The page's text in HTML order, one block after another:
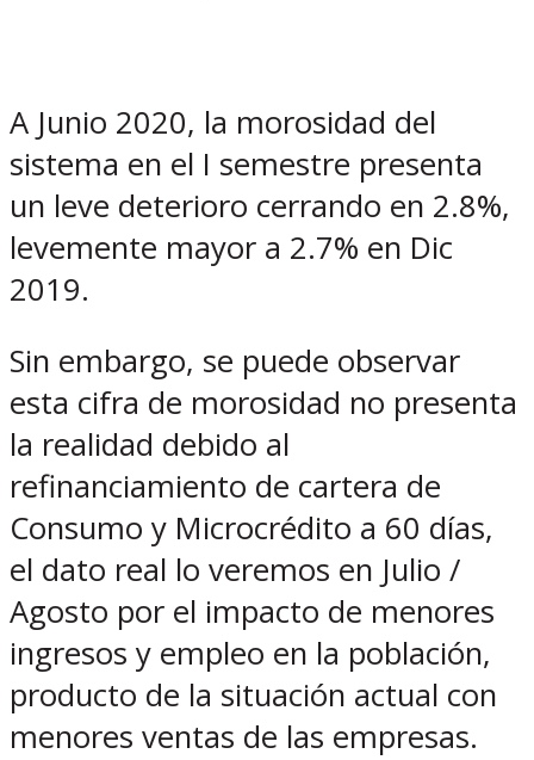
A Junio 2020, la morosidad del
sistema en el I semestre presenta
un leve deterioro cerrando en 2.8%,
levemente mayor a 2.7% en Dic
2019.
Sin embargo, se puede observar
esta cifra de morosidad no presenta
la realidad debido al
refinanciamiento de cartera de
Consumo y Microcrédito a 60 días,
el dato real lo veremos en Julio /
Agosto por el impacto de menores
ingresos y empleo en la población,
producto de la situación actual con
menores ventas de las empresas.